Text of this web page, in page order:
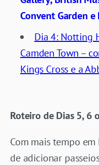
Convent Garden
Dia 4: Notting
Camden Town –
Kings Cross e a
Roteiro de Dias 5, 6
Com mais tempo
de adicionar